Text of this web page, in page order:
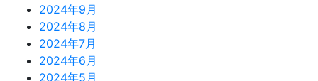
2024年9月
2024年8月
2024年7月
2024年6月
2024年5月